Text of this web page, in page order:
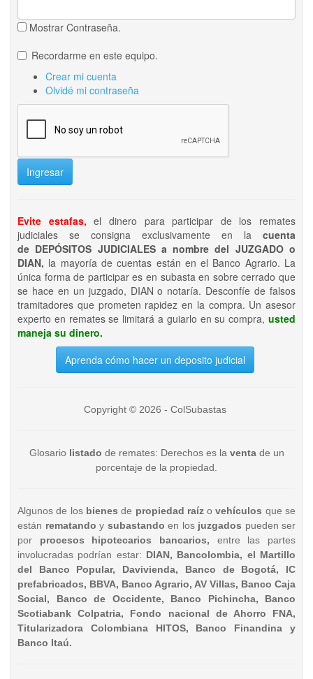
Mostrar Contraseña.
Recordarme en este equipo.
Crear mi cuenta
Olvidé mi contraseña
Ingresar
Evite estafas, el dinero para participar de los remates
judiciales se consigna exclusivamente en la cuenta
de DEPÓSITOS JUDICIALES a nombre del JUZGADO o
DIAN, la mayoría de cuentas están en el Banco Agrario. La
única forma de participar es en subasta en sobre cerrado que
se hace en un juzgado, DIAN o notaría. Desconfíe de falsos
tramitadores que prometen rapidez en la compra. Un asesor
experto en remates se limitará a guiarlo en su compra, usted
maneja su dinero.
Aprenda cómo hacer un deposito judicial
Copyright © 2026 - ColSubastas
Glosario listado de remates: Derechos es la ventade un
porcentaje de la propiedad.
Algunos de los bienesde propiedad raízo vehículos que se
están rematando y subastando en los juzgados pueden ser
por procesos hipotecarios bancarios, entre las partes
involucradas podrían estar: DIAN, Bancolombia, el Martillo
del Banco Popular, Davivienda, Banco de Bogotá, IC
prefabricados, BBVA, Banco Agrario, AV Villas, Banco Caja
Social, Banco de Occidente, Banco Pichincha, Banco
Scotiabank Colpatria, Fondo nacional de Ahorro FNA,
Titularizadora Colombiana HITOS, Banco Finandina y
Banco Itaú.